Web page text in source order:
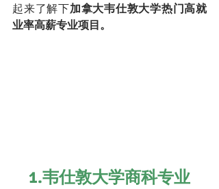
起来了解下加拿大韦仕敦大学热门高就
业率高薪专业项目。
1.韦仕敦大学商科专业